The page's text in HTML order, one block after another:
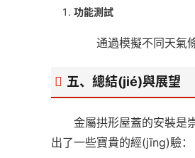
功能測試
通過模擬不同天氣
五、總結(jié)與展望
金屬拱形屋蓋的安裝是
出了一些寶貴的經(jīng)驗：